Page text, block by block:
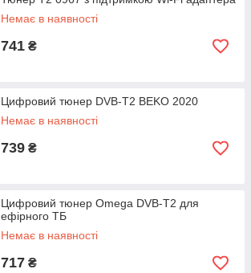
Немає в наявності
741 ₴
Цифровий тюнер DVB-T2 BEKO 2020
Немає в наявності
739 ₴
Цифровий тюнер Omega DVB-T2 для
ефірного ТБ
Немає в наявності
717 ₴